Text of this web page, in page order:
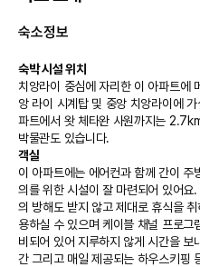
숙소정보
숙박 시설 위치
치앙라이 중심에 자리한 이 아파트에
앙 라이 시계탑 및 중앙 치앙라이에
파트에서 왓 체타완 사원까지는
박물관도 있습니다.
객실
이 아파트에는 에어컨과 함께 간이
의를 위한 시설이 잘 마련되어 있어
의 방해도 받지 않고 제대로 휴식을
용하실 수 있으며 케이블 채널 프로
비되어 있어 지루하지 않게 시간을
간 그리고 매일 제공되는 하우스키핑